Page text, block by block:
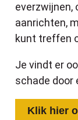
everzwijnen,
aanrichten,
kunt treffen
Je vindt er
schade door
Klik hier